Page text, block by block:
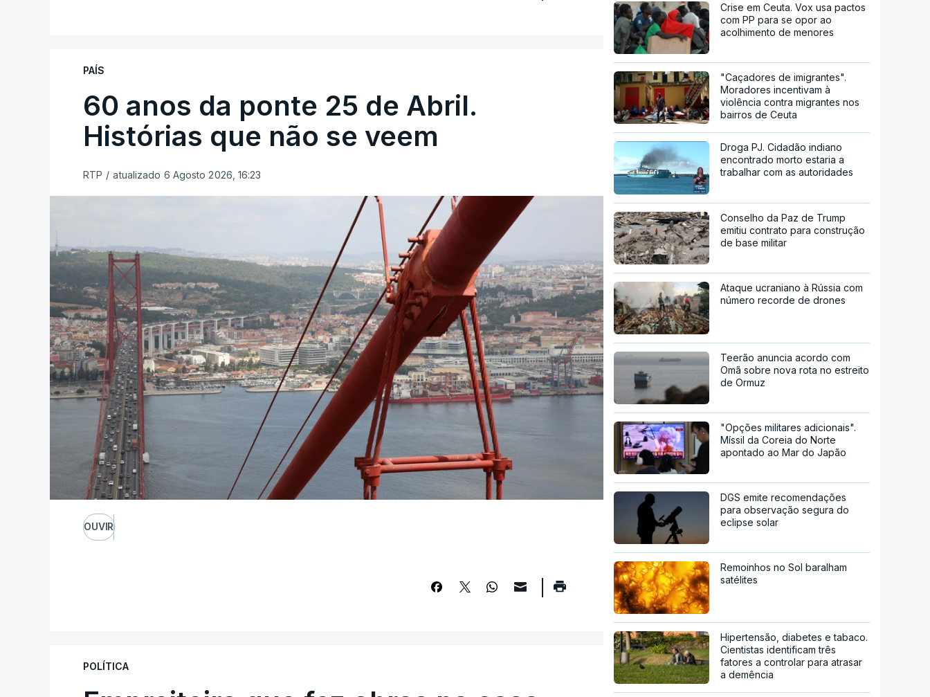
PAÍS
60 anos da ponte 25 de Abril.
Histórias que não se veem
RTP / atualizado 6 Agosto 2026, 16:23
OUVIR
POLÍTICA
Crise em Ceuta. Vox usa pactos
com PP para se opor ao
acolhimento de menores
"Caçadores de imigrantes".
Moradores incentivam à
violência contra migrantes nos
bairros de Ceuta
Droga PJ. Cidadão indiano
encontrado morto estaria a
trabalhar com as autoridades
Conselho da Paz de Trump
emitiu contrato para construção
de base militar
Ataque ucraniano à Rússia com
número recorde de drones
Teerão anuncia acordo com
Omã sobre nova rota no estreito
de Ormuz
"Opções militares adicionais".
Míssil da Coreia do Norte
apontado ao Mar do Japão
DGS emite recomendações
para observação segura do
eclipse solar
Remoinhos no Sol baralham
satélites
Hipertensão, diabetes e tabaco.
Cientistas identificam três
fatores a controlar para atrasar
a demência